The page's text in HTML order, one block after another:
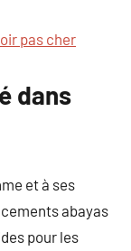
pas cher
dans
et à ses
abayas
pour les